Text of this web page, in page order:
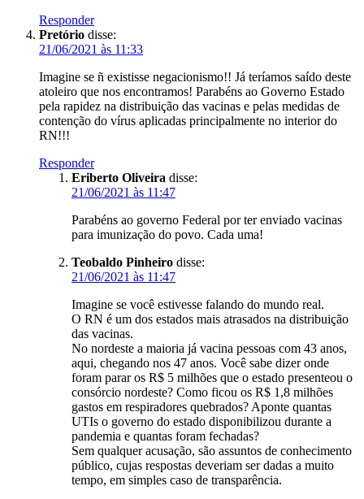
Responder
Pretório disse:
21/06/2021 às 11:33
Imagine se ñ existisse negacionismo!! Já teríamos saído deste
atoleiro que nos encontramos! Parabéns ao Governo Estado
pela rapidez na distribuição das vacinas e pelas medidas de
contenção do vírus aplicadas principalmente no interior do
RN!!!
Responder
Eriberto Oliveira disse:
21/06/2021 às 11:47
Parabéns ao governo Federal por ter enviado vacinas
para imunização do povo. Cada uma!
Teobaldo Pinheiro disse:
21/06/2021 às 11:47
Imagine se você estivesse falando do mundo real.
O RN é um dos estados mais atrasados na distribuição
das vacinas.
No nordeste a maioria já vacina pessoas com 43 anos,
aqui, chegando nos 47 anos. Você sabe dizer onde
foram parar os R$ 5 milhões que o estado presenteou o
consórcio nordeste? Como ficou os R$ 1,8 milhões
gastos em respiradores quebrados? Aponte quantas
UTIs o governo do estado disponibilizou durante a
pandemia e quantas foram fechadas?
Sem qualquer acusação, são assuntos de conhecimento
público, cujas respostas deveriam ser dadas a muito
tempo, em simples caso de transparência.